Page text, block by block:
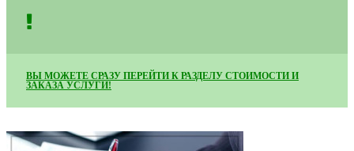
ВЫ МОЖЕТЕ СРАЗУ ПЕРЕЙТИ К РАЗДЕЛУ СТОИМОСТИ И
ЗАКАЗА УСЛУГИ!